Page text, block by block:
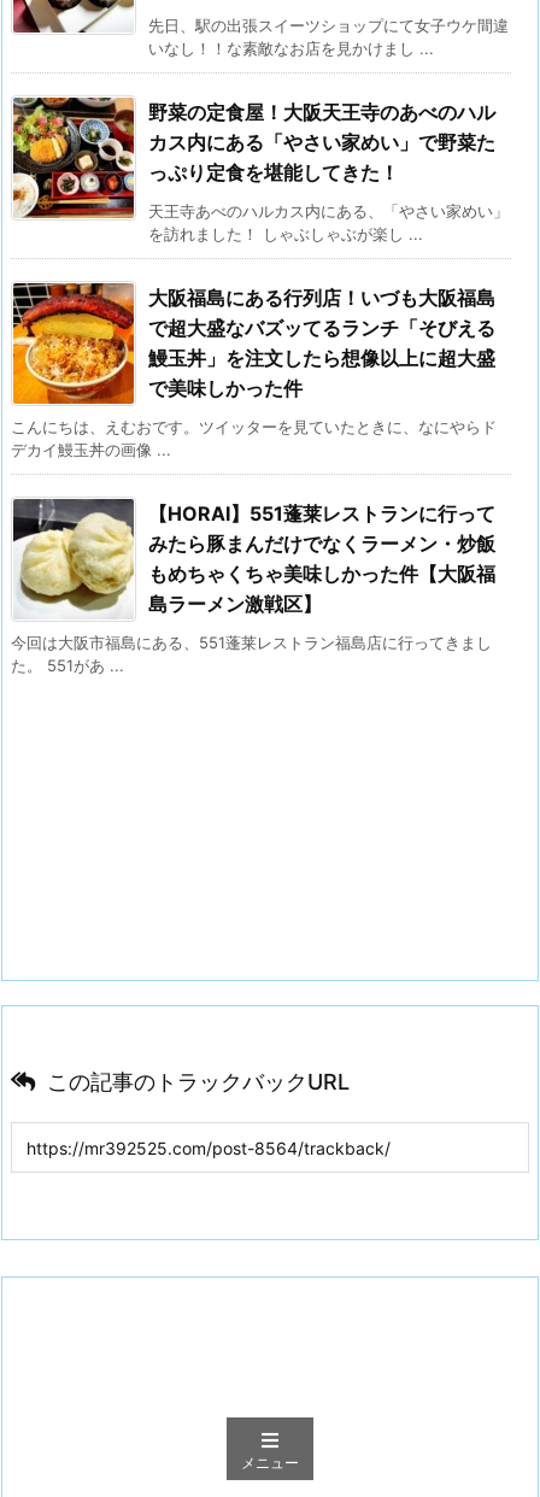
先日、駅の出張スイーツショップにて女子ウケ間違
いなし！！な素敵なお店を見かけまし ...
野菜の定食屋！大阪天王寺のあべのハル
カス内にある「やさい家めい」で野菜た
っぷり定食を堪能してきた！
天王寺あべのハルカス内にある、「やさい家めい」
を訪れました！ しゃぶしゃぶが楽し ...
大阪福島にある行列店！いづも大阪福島
で超大盛なバズッてるランチ「そびえる
鰻玉丼」を注文したら想像以上に超大盛
で美味しかった件
こんにちは、えむおです。ツイッターを見ていたときに、なにやらド
デカイ鰻玉丼の画像 ...
【HORAI】551蓬莱レストランに行って
みたら豚まんだけでなくラーメン・炒飯
もめちゃくちゃ美味しかった件【大阪福
島ラーメン激戦区】
今回は大阪市福島にある、551蓬莱レストラン福島店に行ってきまし
た。 551があ ...
この記事のトラックバックURL
メニュー